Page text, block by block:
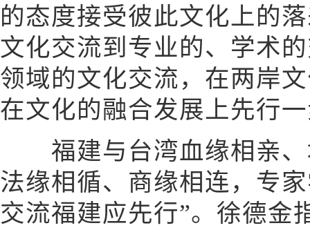
的态度接受彼此文化上的
文化交流到专业的、学术
领域的文化交流，在两岸
在文化的融合发展上先行
福建与台湾血缘相亲、
法缘相循、商缘相连，专
交流福建应先行”。徐德金